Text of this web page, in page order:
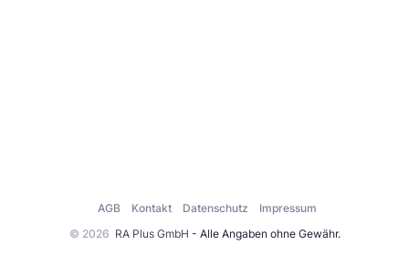
© 2026 RA Plus GmbH - Alle Angaben ohne Gewähr.
AGB Kontakt Datenschutz Impressum